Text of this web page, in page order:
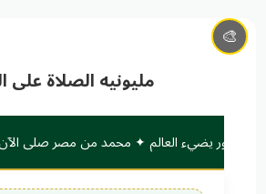
🎨
مليونيه الصلاة على
نور يضيء العالم ✦ محمد من مصر صلى